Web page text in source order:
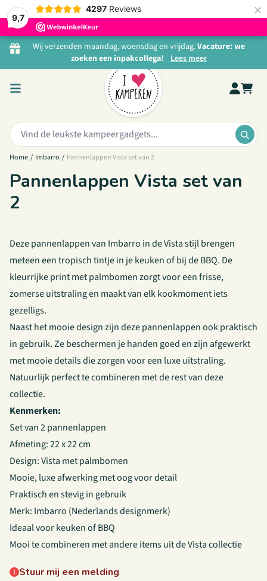
9,7
4297 Reviews ×
Ga naar de inhoud
Wij verzenden maandag, woensdag en vrijdag.Vacature: we
zoeken een inpakcollega! Lees meer
Zoeken:
Home / Imbarro / Pannenlappen Vista set van 2
Pannenlappen Vista set van
2
Deze pannenlappen van Imbarro in de Vista stijl brengen
meteen een tropisch tintje in je keuken of bij de BBQ. De
kleurrijke print met palmbomen zorgt voor een frisse,
zomerse uitstraling en maakt van elk kookmoment iets
gezelligs.
Naast het mooie design zijn deze pannenlappen ook praktisch
in gebruik. Ze beschermen je handen goed en zijn afgewerkt
met mooie details die zorgen voor een luxe uitstraling.
Natuurlijk perfect te combineren met derest van deze
collectie.
Kenmerken:
Set van 2 pannenlappen
Afmeting: 22 x 22 cm
Design: Vista met palmbomen
Mooie, luxe afwerking met oog voor detail
Praktisch en stevig in gebruik
Merk: Imbarro (Nederlands designmerk)
Ideaal voor keuken of BBQ
Mooi te combineren met andere items uit de Vista collectie
Stuur mij een melding